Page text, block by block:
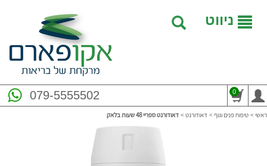
ניווט
079-5555502 0
ראשי > טיפוח פנים וגוף > דאודורנט > דאודורנט ספריי 48 שעות בלאק